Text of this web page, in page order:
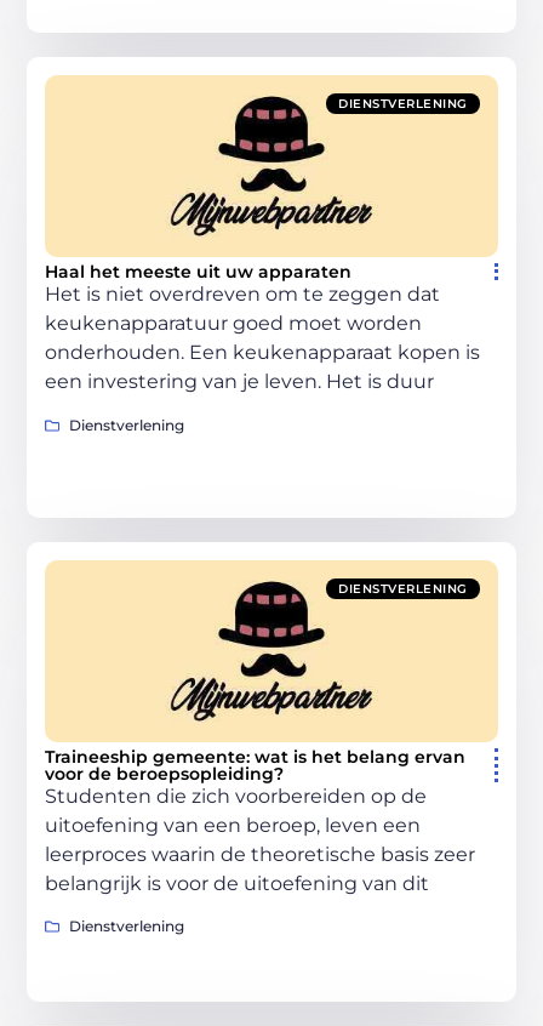
DIENSTVERLENING
Haal het meeste uit uw apparaten
Het is niet overdreven om te zeggen dat
keukenapparatuur goed moet worden
onderhouden. Een keukenapparaat kopen is
een investering van je leven. Het is duur
Dienstverlening
DIENSTVERLENING
Traineeship gemeente: wat is het belang ervan
voor de beroepsopleiding?
Studenten die zich voorbereiden op de
uitoefening van een beroep, leven een
leerproces waarin de theoretische basis zeer
belangrijk is voor de uitoefening van dit
Dienstverlening